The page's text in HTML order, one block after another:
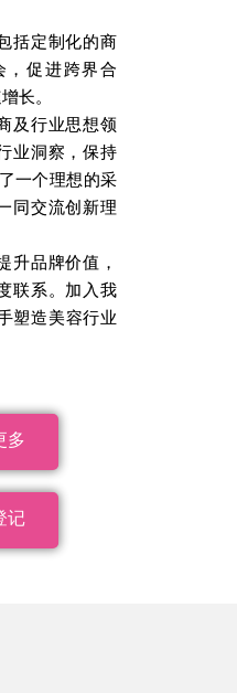
括定制化的商
，促进跨界合
长。
及行业思想领
业洞察，保持
一个理想的采
同交流创新理
升品牌价值，
联系。加入我
塑造美容行业
多
记